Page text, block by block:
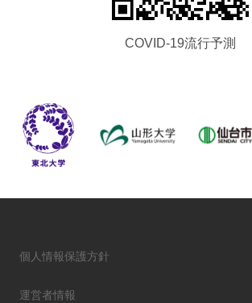
COVID-19流行予測
個人情報保護方針
運営者情報